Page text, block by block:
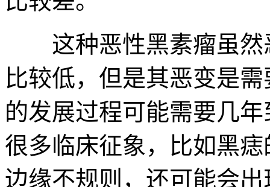
这种恶性黑素瘤虽然
比较低，但是其恶变是
的发展过程可能需要几
很多临床征象，比如黑
边缘不规则，还可能会